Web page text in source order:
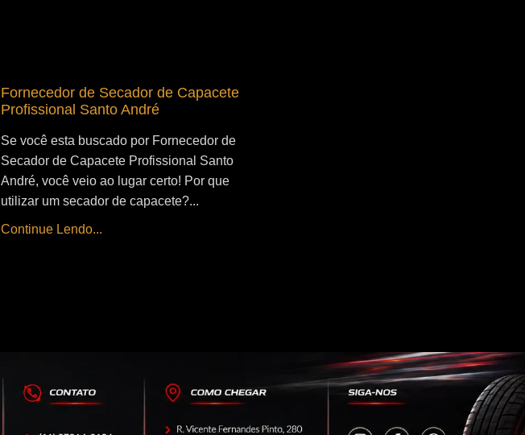
Fornecedor de Secador de Capacete
Profissional Santo André
Se você esta buscado por Fornecedor de
Secador de Capacete Profissional Santo
André, você veio ao lugar certo! Por que
utilizar um secador de capacete?...
Continue Lendo...